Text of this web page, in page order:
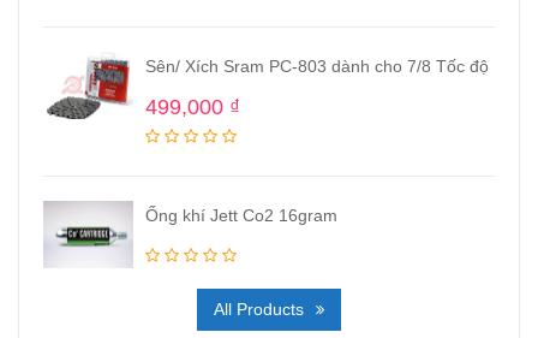
Sên/ Xích Sram PC-803 dành cho 7/8 Tốc độ
499,000 ₫
Ống khí Jett Co2 16gram
All Products